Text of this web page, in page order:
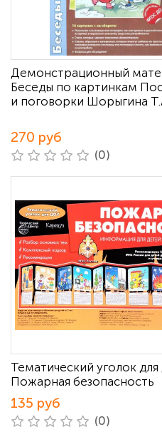
Демонстрационный
Беседы по картинкам
и поговорки Шорыгина
270 руб
(0)
Тематический уголок для
Пожарная безопасность
135 руб
(0)